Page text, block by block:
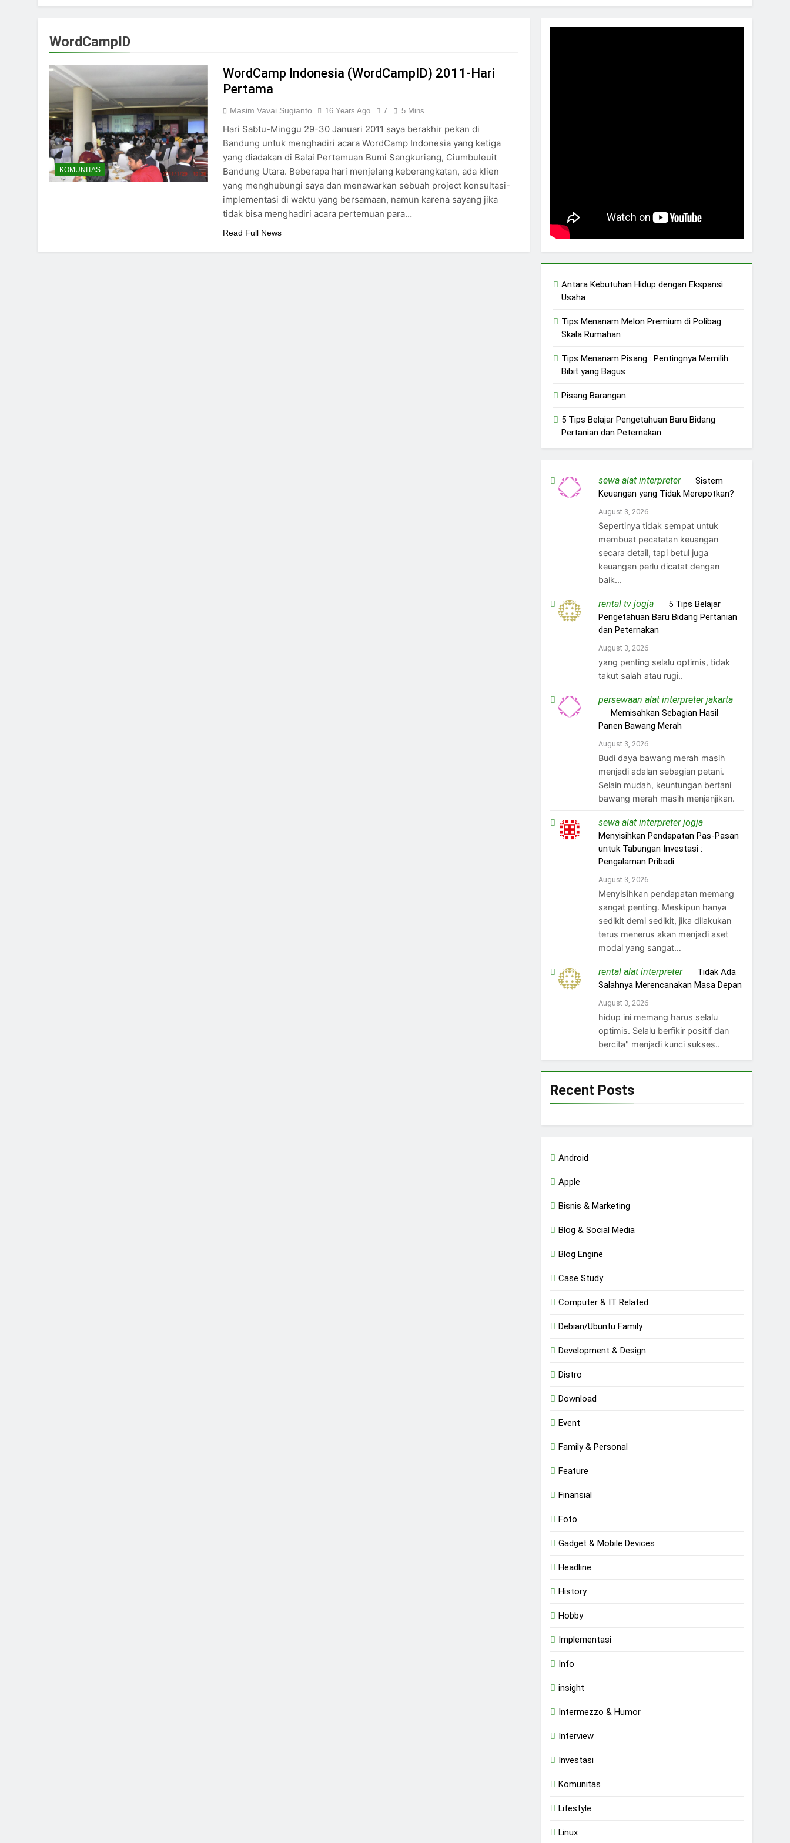
WordCampID
KOMUNITAS
WordCamp Indonesia (WordCampID) 2011-Hari
Pertama
Masim Vavai Sugianto 16 Years Ago 7 5 Mins
Hari Sabtu-Minggu 29-30 Januari 2011 saya berakhir pekan di
Bandung untuk menghadiri acara WordCamp Indonesia yang ketiga
yang diadakan di Balai Pertemuan Bumi Sangkuriang, Ciumbuleuit
Bandung Utara. Beberapa hari menjelang keberangkatan, ada klien
yang menghubungi saya dan menawarkan sebuah project konsultasi-
implementasi di waktu yang bersamaan, namun karena sayang jika
tidak bisa menghadiri acara pertemuan para…
Read Full News
Antara Kebutuhan Hidup dengan Ekspansi
Usaha
Tips Menanam Melon Premium di Polibag
Skala Rumahan
Tips Menanam Pisang : Pentingnya Memilih
Bibit yang Bagus
Pisang Barangan
5 Tips Belajar Pengetahuan Baru Bidang
Pertanian dan Peternakan
sewa alat interpreteron Sistem
Keuangan yang Tidak Merepotkan?
August 3, 2026
Sepertinya tidak sempat untuk
membuat pecatatan keuangan
secara detail, tapi betul juga
keuangan perlu dicatat dengan
baik...
rental tv jogjaon 5 Tips Belajar
Pengetahuan Baru Bidang Pertanian
dan Peternakan
August 3, 2026
yang penting selalu optimis, tidak
takut salah atau rugi..
persewaan alat interpreter jakarta
Memisahkan Sebagian Hasil
Panen Bawang Merah
August 3, 2026
Budi daya bawang merah masih
menjadi adalan sebagian petani.
Selain mudah, keuntungan bertani
bawang merah masih menjanjikan.
sewa alat interpreter jogjaon
Menyisihkan Pendapatan Pas-Pasan
untuk Tabungan Investasi :
Pengalaman Pribadi
August 3, 2026
Menyisihkan pendapatan memang
sangat penting. Meskipun hanya
sedikit demi sedikit, jika dilakukan
terus menerus akan menjadi aset
modal yang sangat…
rental alat interpreteron Tidak Ada
Salahnya Merencanakan Masa Depan
August 3, 2026
hidup ini memang harus selalu
optimis. Selalu berfikir positif dan
bercita" menjadi kunci sukses..
Recent Posts
Android
Apple
Bisnis & Marketing
Blog & Social Media
Blog Engine
Case Study
Computer & IT Related
Debian/Ubuntu Family
Development & Design
Distro
Download
Event
Family & Personal
Feature
Finansial
Foto
Gadget & Mobile Devices
Headline
History
Hobby
Implementasi
Info
insight
Intermezzo & Humor
Interview
Investasi
Komunitas
Lifestyle
Linux